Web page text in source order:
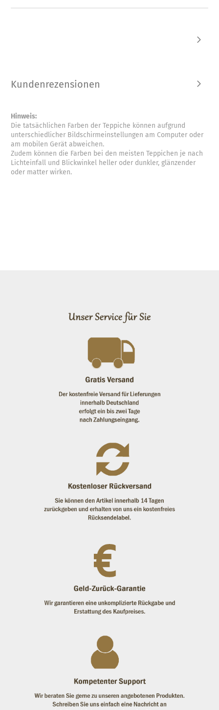
Kundenrezensionen
Hinweis:
Die tatsächlichen Farben der Teppiche können aufgrund
unterschiedlicher Bildschirmeinstellungen am Computer oder
am mobilen Gerät abweichen.
Zudem können die Farben bei den meisten Teppichen je nach
Lichteinfall und Blickwinkel heller oder dunkler, glänzender
oder matter wirken.